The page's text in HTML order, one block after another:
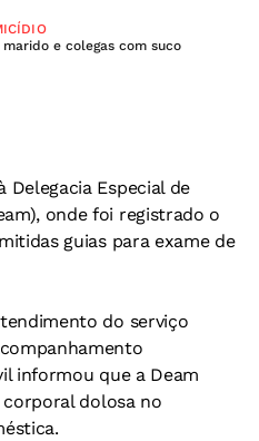
e colegas com suco
Delegacia Especial de
onde foi registrado o
guias para exame de
do serviço
informou que a Deam
dolosa no